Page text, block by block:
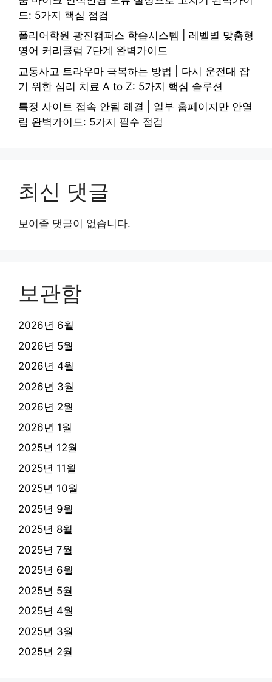
드: 5가지 핵심 점검
폴리어학원 광진캠퍼스 학습시스템 | 레벨별 맞춤형
영어 커리큘럼 7단계 완벽가이드
교통사고 트라우마 극복하는 방법 | 다시 운전대 잡
기 위한 심리 치료 A to Z: 5가지 핵심 솔루션
특정 사이트 접속 안됨 해결 | 일부 홈페이지만 안열
림 완벽가이드: 5가지 필수 점검
최신 댓글
보여줄 댓글이 없습니다.
보관함
2026년 6월
2026년 5월
2026년 4월
2026년 3월
2026년 2월
2026년 1월
2025년 12월
2025년 11월
2025년 10월
2025년 9월
2025년 8월
2025년 7월
2025년 6월
2025년 5월
2025년 4월
2025년 3월
2025년 2월